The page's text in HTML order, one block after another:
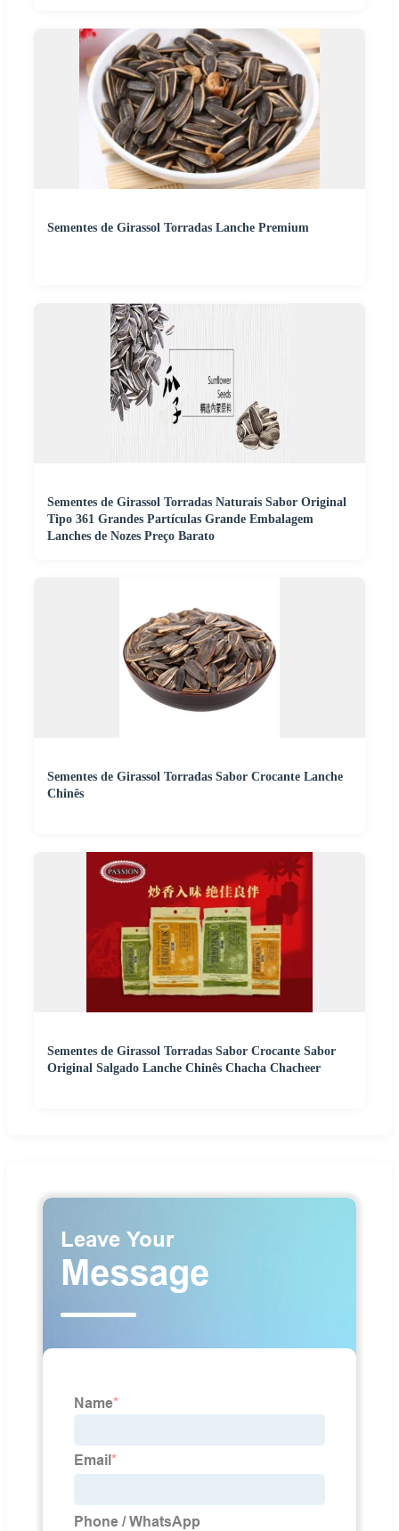
Sementes de Girassol Torradas Lanche Premium
Sementes de Girassol Torradas Naturais Sabor Original
Tipo 361 Grandes Partículas Grande Embalagem
Lanches de Nozes Preço Barato
Sementes de Girassol Torradas Sabor Crocante Lanche
Chinês
Sementes de Girassol Torradas Sabor Crocante Sabor
Original Salgado Lanche Chinês Chacha Chacheer